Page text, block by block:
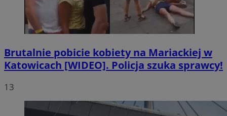
Brutalnie pobicie kobiety na Mariackiej w
Katowicach [WIDEO]. Policja szuka sprawcy!
13